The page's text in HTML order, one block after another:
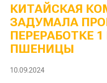
КИТАЙСКАЯ
ЗАДУМАЛА
ПЕРЕРАБОТКЕ
ПШЕНИЦЫ
10.09.2024